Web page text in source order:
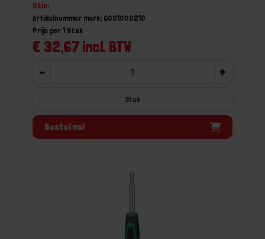
Gtin:
Artikelnummer merk: 6001000210
€ 32,67 incl. BTW
Prijs per 1 Stuk
- +
Stuk
Bestel nu!